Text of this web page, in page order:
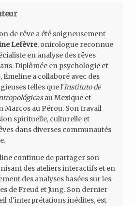
de rêve a été soigneusement
Lefèvre, onirologue reconnue
en analyse des rêves
Diplômée en psychologie et
a collaboré avec des
telles que l'Instituto de
au Mexique et
Marcos au Pérou. Son travail
spirituelle, culturelle et
dans diverses communautés
continue de partager son
des ateliers interactifs et en
des analyses basées sur les
de Freud et Jung. Son dernier
d'interprétations inédites, est